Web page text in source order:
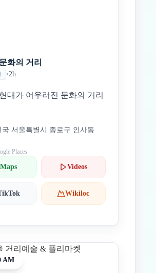
화의 거리
•2h
대가 어우러진 문화의 거리
국 서울특별시 종로구 인사동
Places
Maps Videos
Wikiloc
AM